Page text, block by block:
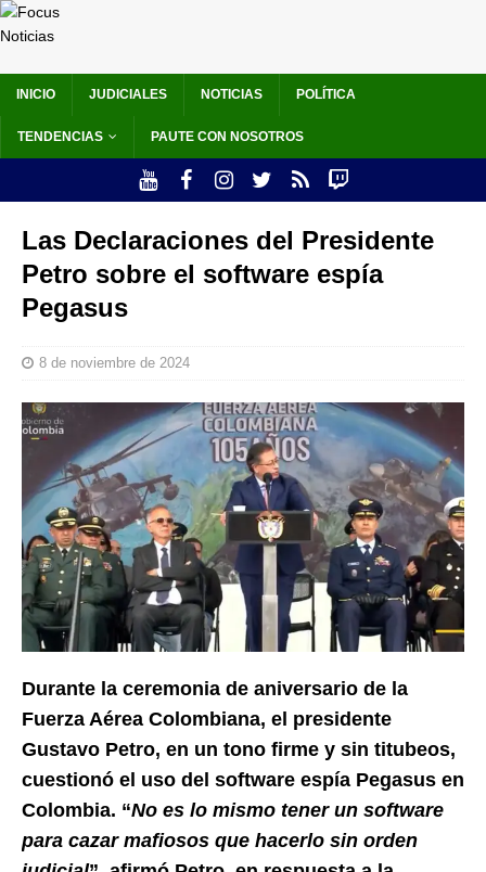
INICIO JUDICIALES NOTICIAS POLÍTICA
TENDENCIAS PAUTE CON NOSOTROS
Las Declaraciones del Presidente
Petro sobre el software espía
Pegasus
8 de noviembre de 2024
Durante la ceremonia de aniversario de la
Fuerza Aérea Colombiana, el presidente
Gustavo Petro, en un tono firme y sin titubeos,
cuestionó el uso del software espía Pegasus en
Colombia. “No es lo mismo tener un software
para cazar mafiosos que hacerlo sin orden